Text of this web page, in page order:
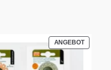
ANGEBOT
IM